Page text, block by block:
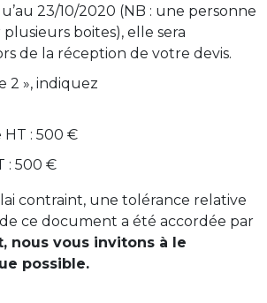
23/10/2020 (NB : une personne
boites), elle sera
de la réception de votre devis.
2 », indiquez
: 500 €
: 500 €
contraint, une tolérance relative
de ce document a été accordée par
nous vous invitons à le
possible.